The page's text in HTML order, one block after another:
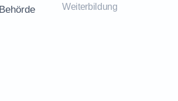
Weiterbildung